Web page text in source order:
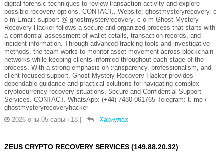
digital forensic techniques to review transaction activity and explore
possible recovery options. CONTACT.. Website: ghostmysteryrecovery. c
o m Email: support @ ghostmysteryrecovery. c o m Ghost Mystery
Recovery Hacker follows a secure and organized process that starts with
a confidential assessment of wallet details, transaction records, and
incident information. Through advanced tracking tools and investigative
methods, the team works to monitor asset movement across blockchain
networks while keeping clients informed throughout each stage of the
process. With a strong emphasis on transparency, professionalism, and
client-focused support, Ghost Mystery Recovery Hacker provides
dependable guidance and practical solutions for navigating complex
cryptocurrency recovery situations. Secure and Confidential Support
Services. CONTACT. WhatsApp: (+44) 7480 061765 Telegram: t. me /
ghostmysteryrecoveryhacker
2026 оны 05 сарын 18
Хариулах
ZEUS CRYPTO RECOVERY SERVICES (149.88.20.32)